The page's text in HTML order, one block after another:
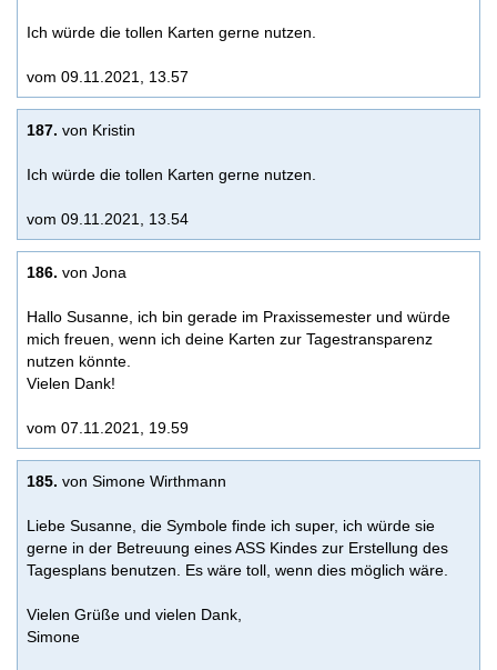
Ich würde die tollen Karten gerne nutzen.
vom 09.11.2021, 13.57
187. von Kristin
Ich würde die tollen Karten gerne nutzen.
vom 09.11.2021, 13.54
186. von Jona
Hallo Susanne, ich bin gerade im Praxissemester und würde
mich freuen, wenn ich deine Karten zur Tagestransparenz
nutzen könnte.
Vielen Dank!
vom 07.11.2021, 19.59
185. von Simone Wirthmann
Liebe Susanne, die Symbole finde ich super, ich würde sie
gerne in der Betreuung eines ASS Kindes zur Erstellung des
Tagesplans benutzen. Es wäre toll, wenn dies möglich wäre.
Vielen Grüße und vielen Dank,
Simone